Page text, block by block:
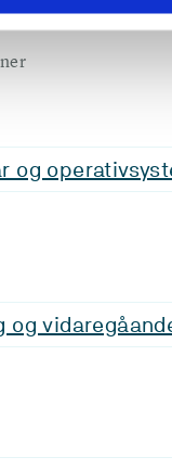
og
og